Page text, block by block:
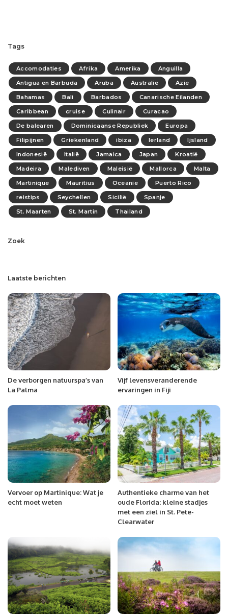
Tags
Accomodaties Afrika Amerika
Anguilla
Antigua en Barbuda
Aruba Australië
Azie
Bahamas
Bali Barbados
Canarische Eilanden
Caribbean
cruise Culinair
Curacao
De balearen
Dominicaanse Republiek
Europa
Filipijnen
Griekenland ibiza Ierland
Ijsland
Indonesië
Italië Jamaica Japan
Kroatië
Madeira
Malediven Maleisië Mallorca
Malta
Martinique
Mauritius Oceanie
Puerto Rico
reistips
Seychellen Sicilië
Spanje
St. Maarten
St. Martin Thailand
Zoek
Laatste berichten
De verborgen natuurspa’s van
La Palma
Vijf levensveranderende
ervaringen in Fiji
Vervoer op Martinique: Wat je
echt moet weten
Authentieke charme van het
oude Florida: kleine stadjes
met een ziel in St. Pete-
Clearwater